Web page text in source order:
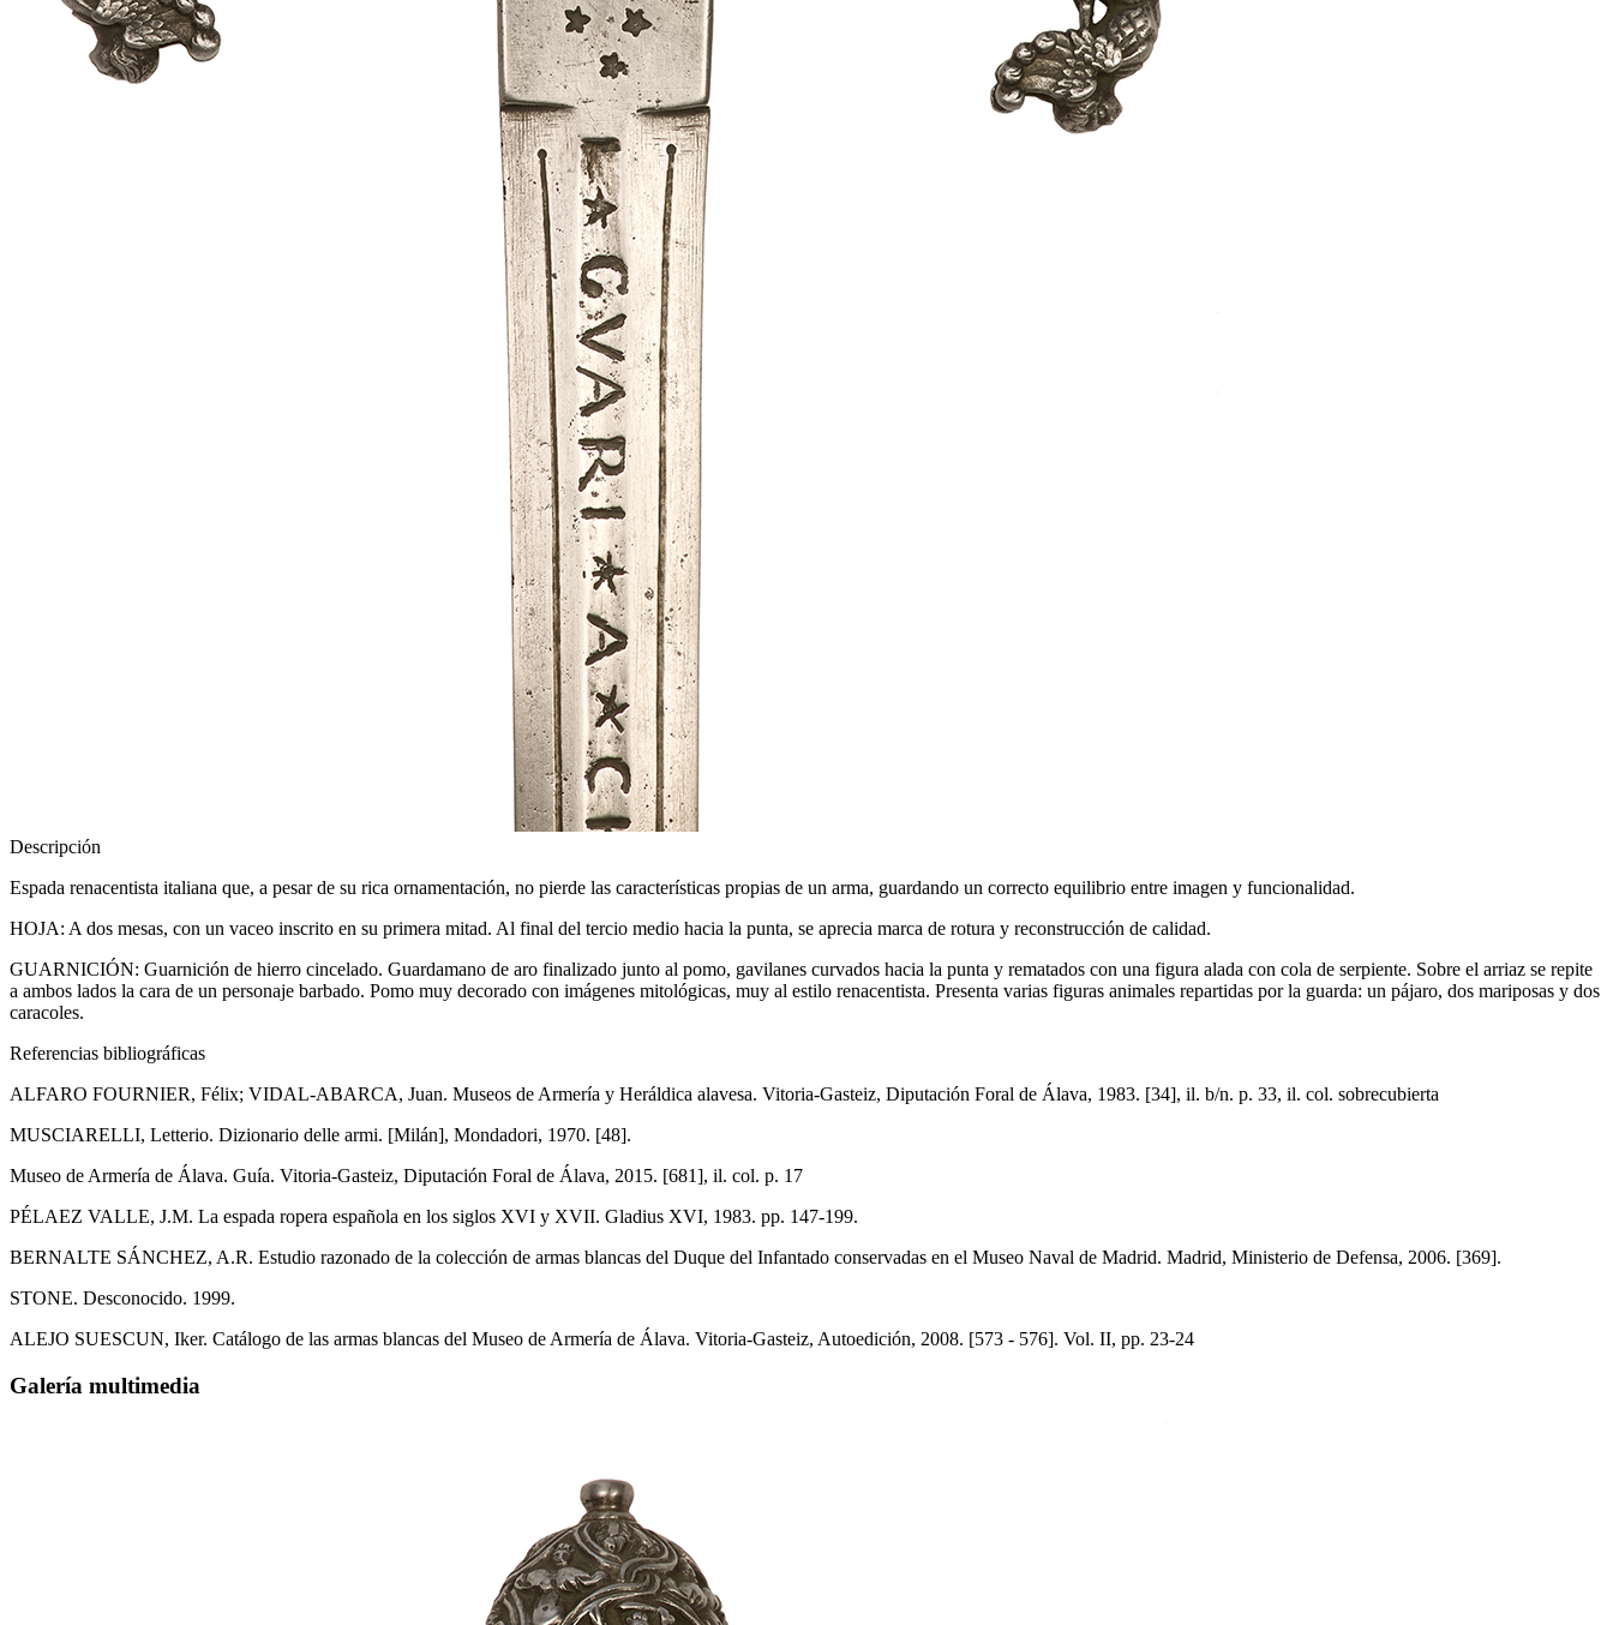
Descripción
Espada renacentista italiana que, a pesar de su rica ornamentación, no pierde las características propias de un arma, guardando un correcto equilibrio entre imagen y funcionalidad.
HOJA: A dos mesas, con un vaceo inscrito en su primera mitad. Al final del tercio medio hacia la punta, se aprecia marca de rotura y reconstrucción de calidad.
GUARNICIÓN: Guarnición de hierro cincelado. Guardamano de aro finalizado junto al pomo, gavilanes curvados hacia la punta y rematados con una figura alada con cola de serpiente. Sobre el arriaz se repite
a ambos lados la cara de un personaje barbado. Pomo muy decorado con imágenes mitológicas, muy al estilo renacentista. Presenta varias figuras animales repartidas por la guarda: un pájaro, dos mariposas y dos
caracoles.
Referencias bibliográficas
ALFARO FOURNIER, Félix; VIDAL-ABARCA, Juan. Museos de Armería y Heráldica alavesa. Vitoria-Gasteiz, Diputación Foral de Álava, 1983. [34], il. b/n. p. 33, il. col. sobrecubierta
MUSCIARELLI, Letterio. Dizionario delle armi. [Milán], Mondadori, 1970. [48].
Museo de Armería de Álava. Guía. Vitoria-Gasteiz, Diputación Foral de Álava, 2015. [681], il. col. p. 17
PÉLAEZ VALLE, J.M. La espada ropera española en los siglos XVI y XVII. Gladius XVI, 1983. pp. 147-199.
BERNALTE SÁNCHEZ, A.R. Estudio razonado de la colección de armas blancas del Duque del Infantado conservadas en el Museo Naval de Madrid. Madrid, Ministerio de Defensa, 2006. [369].
STONE. Desconocido. 1999.
ALEJO SUESCUN, Iker. Catálogo de las armas blancas del Museo de Armería de Álava. Vitoria-Gasteiz, Autoedición, 2008. [573 - 576]. Vol. II, pp. 23-24
Galería multimedia